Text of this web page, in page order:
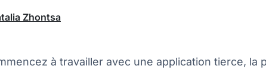
Zhontsa
à travailler avec une application tierce, la